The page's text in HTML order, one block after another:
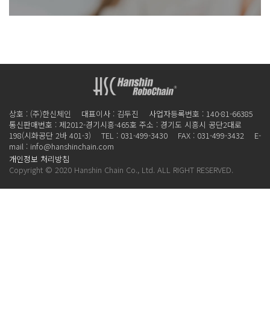
상호 : (주)한신체인 대표이사 : 김두진 사업자등록번호 : 140-81-66385
통신판매번호 : 제2012-경기시흥-465호 주소 : 경기도 시흥시 공단2대로
198(시화공단 2바 401-3) TEL : 031-499-3430 FAX : 031-499-3432 E-
mail : info@hanshinchain.com
개인정보 처리방침
Copyright © 2020 Hanshin Chain Co., Ltd. ALL RIGHT RESERVED.